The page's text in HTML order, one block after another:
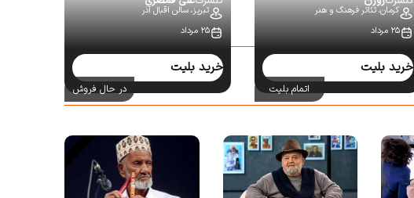
کرمان،تئاتر فرهنگ و هنر
۲۵ مرداد
خرید بلیت
اتمام بلیت
تبریز،سالن اقبال آذر
۲۵ مرداد
خرید بلیت
در حال فروش